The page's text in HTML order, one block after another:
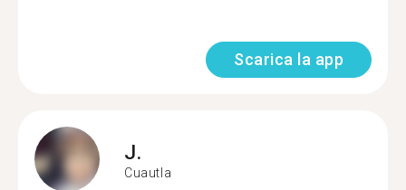
Scarica la app
J.
Cuautla